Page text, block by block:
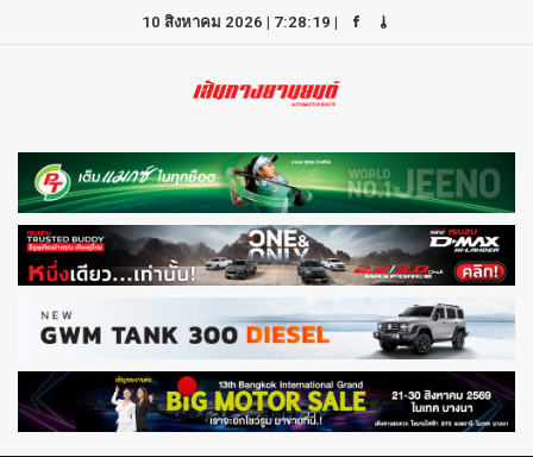
10 สิงหาคม 2026 | 7:28:19 |